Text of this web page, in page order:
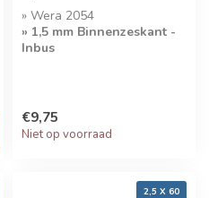
» Wera 2054
» 1,5 mm Binnenzeskant -
Inbus
€9,75
Niet op voorraad
2,5 X 60